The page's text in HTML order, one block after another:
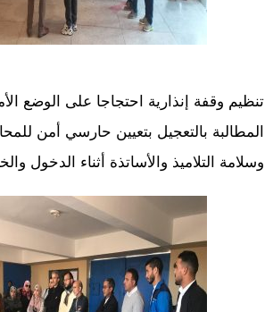
تنظيم وقفة إنذارية احتجاجا على الوضع
المطالبة بالتعجيل بتعيين حارسي أمن
وسلامة التلاميذ والأساتذة أثناء الدخول